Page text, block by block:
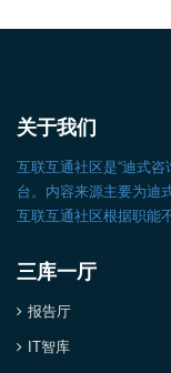
关于我们
互联互通社区是“迪式
台。内容来源主要为迪
互联互通社区根据职能
三库一厅
报告厅
IT智库